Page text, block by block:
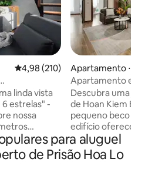
4,98 de uma avaliação média de
4,98 (210)
linda vista
6 estrelas" -
nossa
Apartamento ⋅
Apartamento
antigo | Elevador
Descubra uma
de Hoan Kiem Escondido em um
pequeno beco
edifício oferece
em Hanói, a
vibrante da
fácil a pontos
para aluguel
de Prisão Hoa Lo